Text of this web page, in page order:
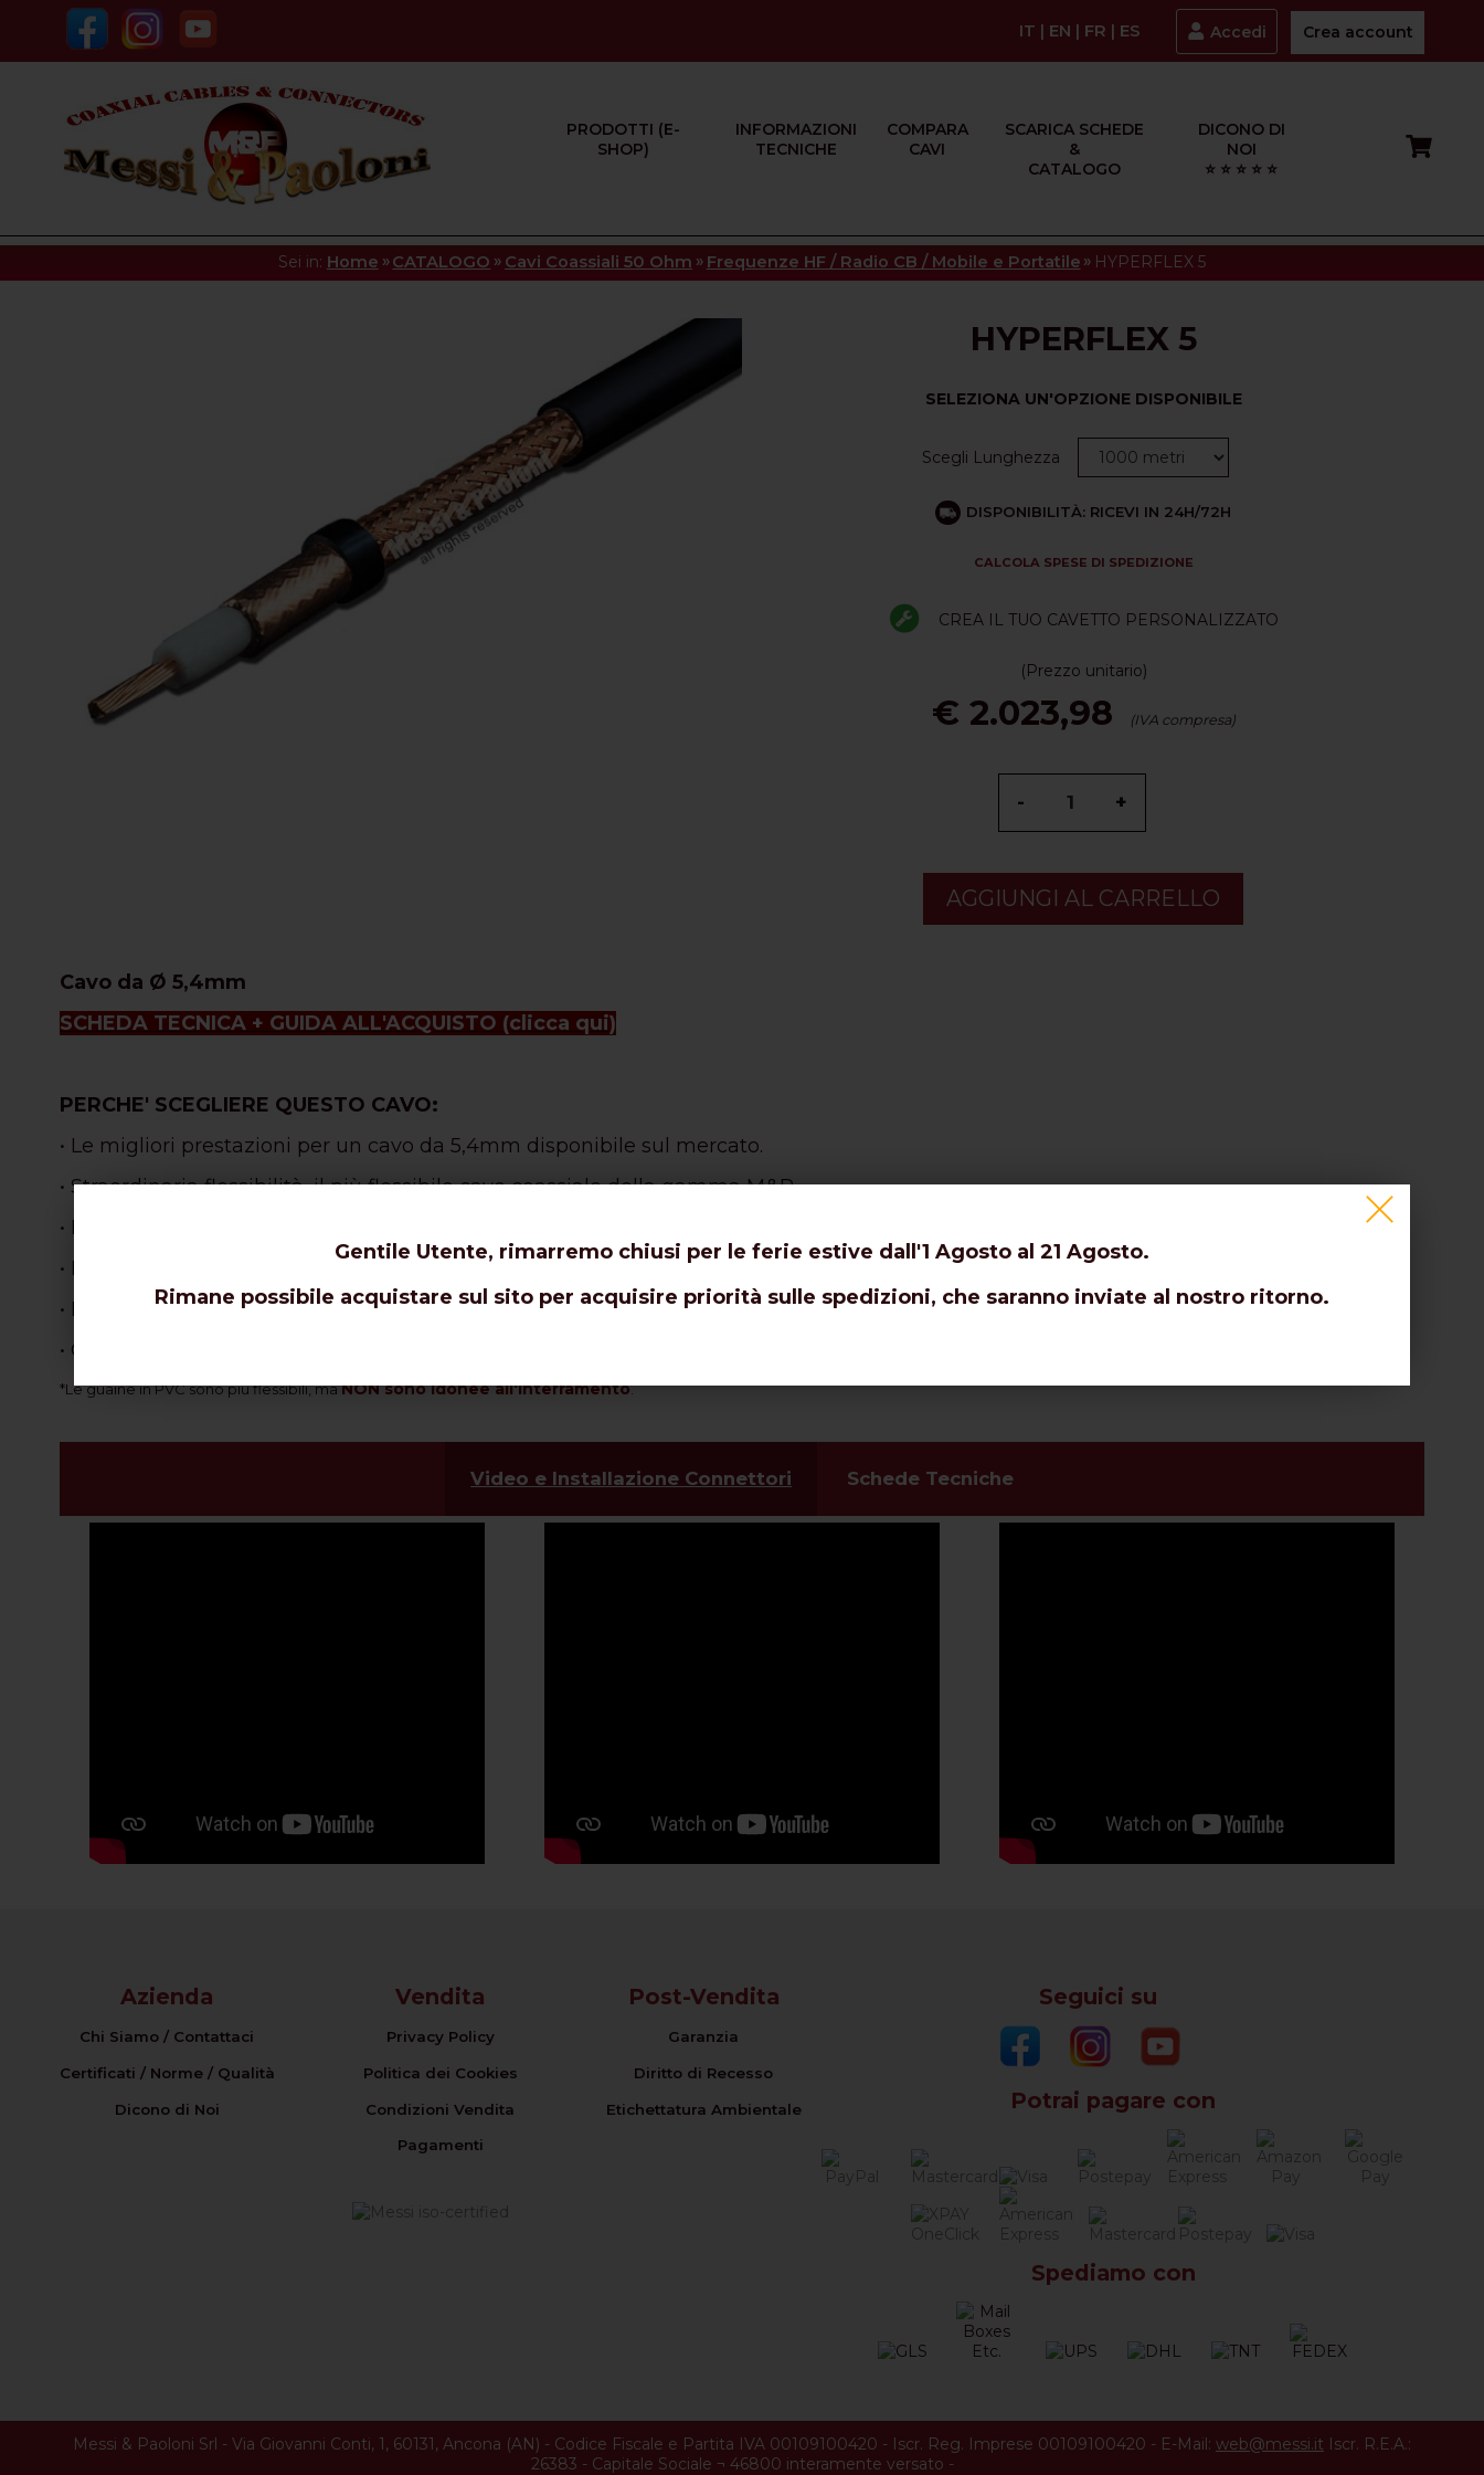
IT | EN | FR | ES Accedi Crea account
PRODOTTI (E-
SHOP)
INFORMAZIONI
TECNICHE
COMPARA
CAVI
SCARICA SCHEDE
&
CATALOGO
DICONO DI
NOI
⭐ ⭐ ⭐ ⭐ ⭐
Sei in: Home »CATALOGO » Cavi Coassiali 50 Ohm » Frequenze HF / Radio CB / Mobile e Portatile » HYPERFLEX 5
HYPERFLEX 5
SELEZIONA UN'OPZIONE DISPONIBILE
Scegli Lunghezza
DISPONIBILITÀ: RICEVI IN 24H/72H
CALCOLA SPESE DI SPEDIZIONE
CREA IL TUO CAVETTO PERSONALIZZATO
(Prezzo unitario)
€ 2.023,98 (IVA compresa)
- +
AGGIUNGI AL CARRELLO
Cavo da Ø 5,4mm
SCHEDA TECNICA + GUIDA ALL'ACQUISTO (clicca qui)
PERCHE' SCEGLIERE QUESTO CAVO:
• Le migliori prestazioni per un cavo da 5,4mm disponibile sul mercato.
• Straordinaria flessibilità, il più flessibile cavo coassiale della gamma M&P.
• Progettato specificatamente per le curve più strette e le antenne con rotore.
• La migliore velocità di propagazione della gamma: 87% !
• Perfetto per l'uso portatile, radio CB, cavetti intestati da laboratorio, amplificatori, ecc)
• Ottimo per estensione segnale Wi-Fi,
*Le guaine in PVC sono più flessibili, maNON sono idonee all'interramento.
Video e Installazione Connettori Schede Tecniche
Azienda
Chi Siamo / Contattaci
Certificati / Norme / Qualità
Dicono di Noi
Vendita
Privacy Policy
Politica dei Cookies
Condizioni Vendita
Pagamenti
Post-Vendita
Garanzia
Diritto di Recesso
Etichettatura Ambientale
Seguici su
Potrai pagare con
Spediamo con
Messi & Paoloni Srl - Via Giovanni Conti, 1, 60131, Ancona (AN) - Codice Fiscale e Partita IVA 00109100420 - Iscr. Reg. Imprese 00109100420 - E-Mail: web@messi.it Iscr. R.E.A.:
26383 - Capitale Sociale ¬ 46800 interamente versato -
Gentile Utente, rimarremo chiusi per le ferie estive dall'1 Agosto al 21 Agosto.
Rimane possibile acquistare sul sito per acquisire priorità sulle spedizioni, che saranno inviate al nostro ritorno.